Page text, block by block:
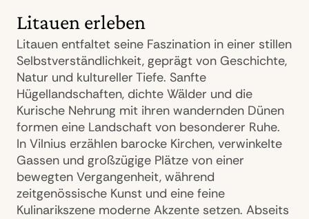
Litauen erleben
Litauen entfaltet seine Faszination in einer stillen
Selbstverständlichkeit, geprägt von Geschichte,
Natur und kultureller Tiefe. Sanfte
Hügellandschaften, dichte Wälder und die
Kurische Nehrung mit ihren wandernden Dünen
formen eine Landschaft von besonderer Ruhe.
In Vilnius erzählen barocke Kirchen, verwinkelte
Gassen und großzügige Plätze von einer
bewegten Vergangenheit, während
zeitgenössische Kunst und eine feine
Kulinarikszene moderne Akzente setzen. Abseits